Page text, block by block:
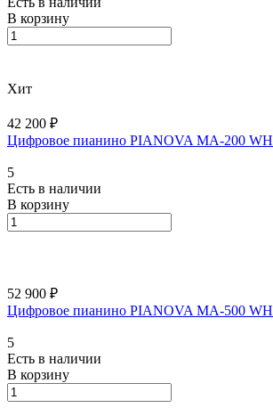
В корзину
Хит
42 200 ₽
Цифровое пианино PIANOVA MA-200 WH
5
Есть в наличии
В корзину
52 900 ₽
Цифровое пианино PIANOVA MA-500 WH
5
Есть в наличии
В корзину